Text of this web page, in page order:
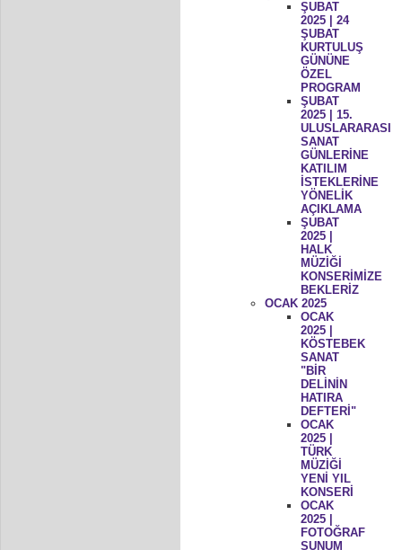
ŞUBAT
2025 | 24
ŞUBAT
KURTULUŞ
GÜNÜNE
ÖZEL
PROGRAM
ŞUBAT
2025 | 15.
ULUSLARARASI
SANAT
GÜNLERİNE
KATILIM
İSTEKLERİNE
YÖNELİK
AÇIKLAMA
ŞUBAT
2025 |
HALK
MÜZİĞİ
KONSERİMİZE
BEKLERİZ
OCAK 2025
OCAK
2025 |
KÖSTEBEK
SANAT
"BİR
DELİNİN
HATIRA
DEFTERİ"
OCAK
2025 |
TÜRK
MÜZİĞİ
YENİ YIL
KONSERİ
OCAK
2025 |
FOTOĞRAF
SUNUM